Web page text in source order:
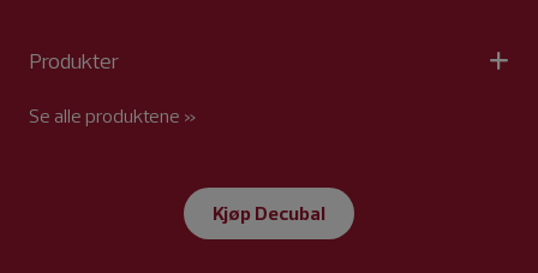
Produkter
Se alle produktene »
Kjøp Decubal